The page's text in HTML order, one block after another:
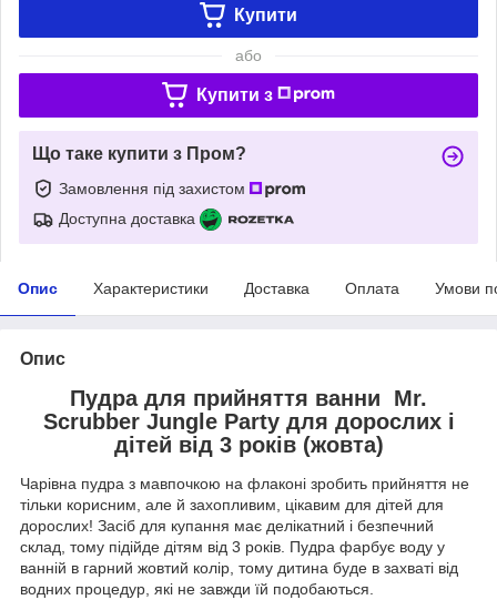
Купити
або
Купити з
Що таке купити з Пром?
Замовлення під захистом
Доступна доставка
Опис Характеристики Доставка Оплата Умови
Опис
Пудра для прийняття ванни Mr.
Scrubber Jungle Party для дорослих і
дітей від 3 років (жовта)
Чарівна пудра з мавпочкою на флаконі зробить прийняття не
тільки корисним, але й захопливим, цікавим для дітей для
дорослих! Засіб для купання має делікатний і безпечний
склад, тому підійде дітям від 3 років. Пудра фарбує воду у
ванній в гарний жовтий колір, тому дитина буде в захваті від
водних процедур, які не завжди їй подобаються.